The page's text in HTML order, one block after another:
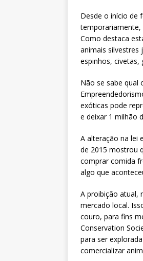
Desde o início de
temporariamente,
Como destaca
animais silvestres
espinhos, civetas,
Não se sabe qual
exóticas pode
e deixar 1 milhão
A alteração na lei
de 2015 mostrou
comprar comida
algo que
A proibição atual,
mercado local.
couro, para fins
Conservation
para ser
comercializar